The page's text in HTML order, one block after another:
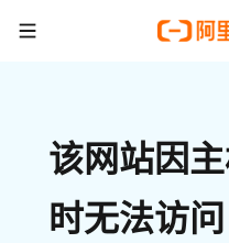
该网站因
时无法访问